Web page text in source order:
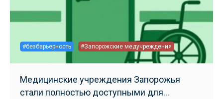
#безбарьерность #Запорожские медучреждения
Медицинские учреждения Запорожья
стали полностью доступными для